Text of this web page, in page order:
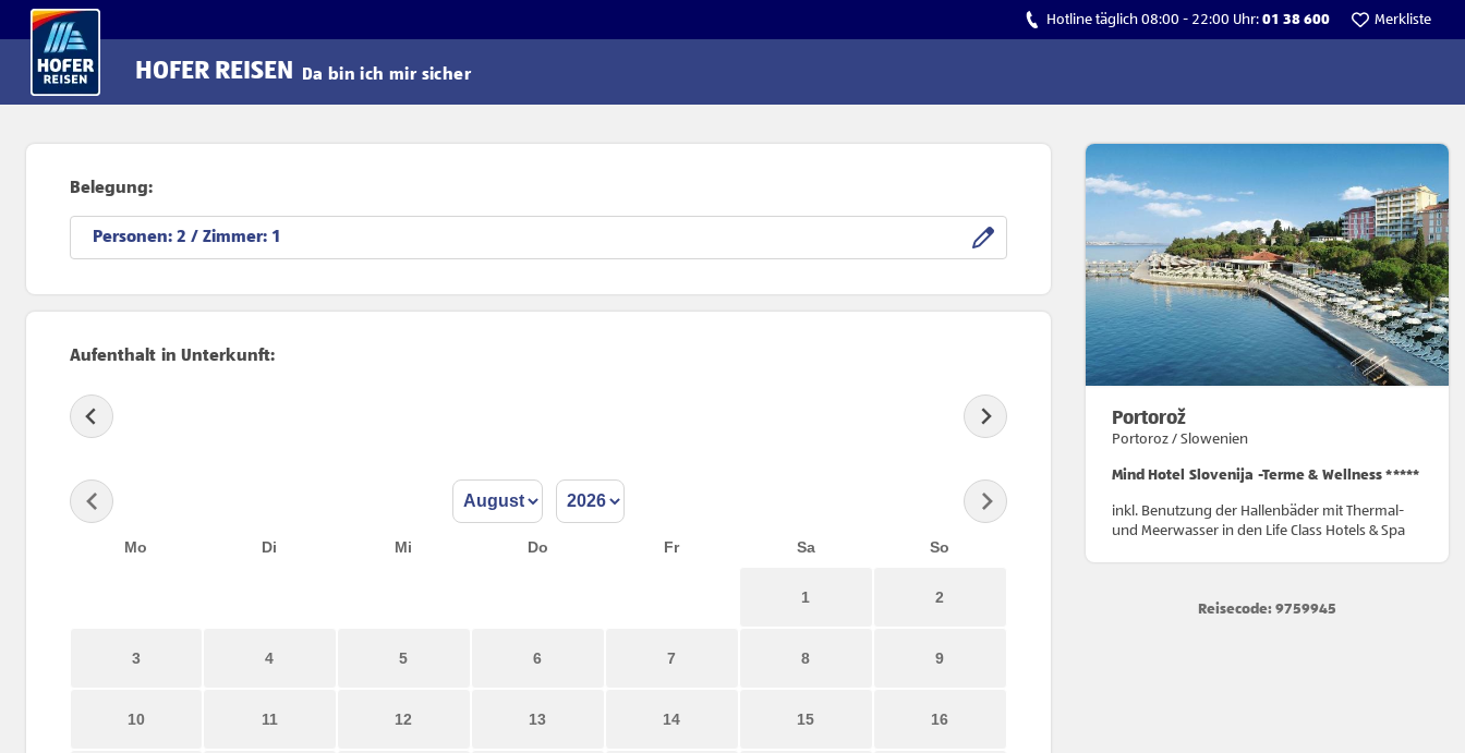
Direkt zum Hauptinhalt Hotline täglich 08:00 - 22:00 Uhr: 01 38 600 Merkliste
HOFER REISEN Da bin ich mir sicher
Portorož
Portoroz / Slowenien
Mind Hotel Slovenija -Terme & Wellness *****
inkl. Benutzung der Hallenbäder mit Thermal-
und Meerwasser in den Life Class Hotels & Spa
Reisecode: 9759945
Belegung:
Personen: / Zimmer:
Aufenthalt in Unterkunft:
Mo Di Mi Do Fr Sa So
1 2
3 4 5 6 7 8 9
10 11 12 13 14 15 16